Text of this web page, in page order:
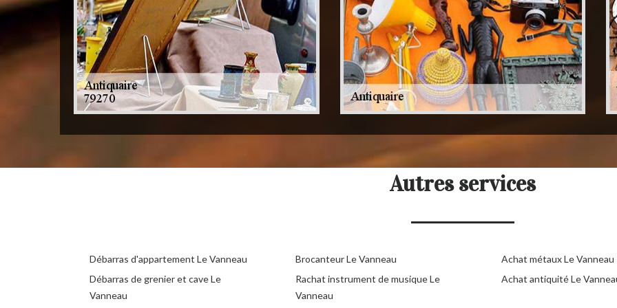
Autres services
Débarras d'appartement Le Vanneau
Débarras de grenier et cave Le
Vanneau
Brocanteur Le Vanneau
Rachat instrument de musique Le
Vanneau
Achat métaux Le Vanneau
Achat antiquité Le